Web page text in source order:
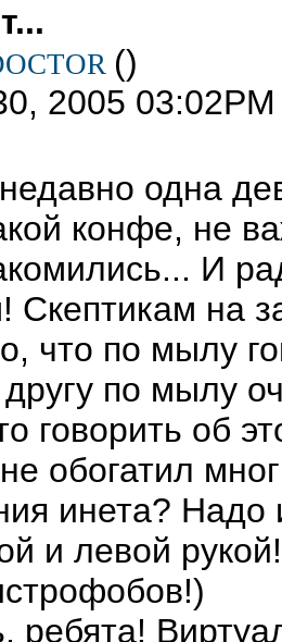
()
2005 03:02PM
одна
конфе, не
И
Скептикам на
что по мылу
по мылу
говорить об
обогатил
инета? Надо
и левой
ребята!